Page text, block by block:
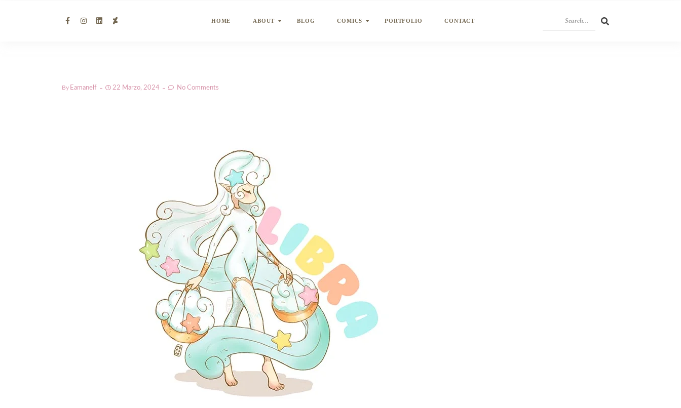
HOME ABOUT BLOG COMICS PORTFOLIO CONTACT
By Eamanelf 22 Marzo, 2024 No Comments